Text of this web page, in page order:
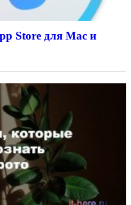
Store для Mac и